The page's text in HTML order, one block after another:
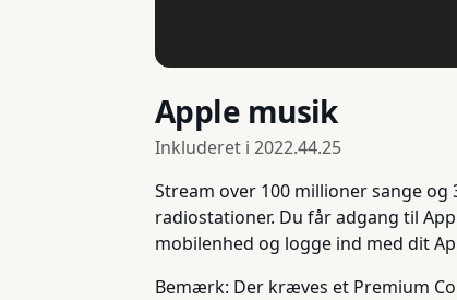
Apple musik
Inkluderet i 2022.44.25
Stream over 100 millioner sange
radiostationer. Du får adgang til
mobilenhed og logge ind med dit
Bemærk: Der kræves et Premium